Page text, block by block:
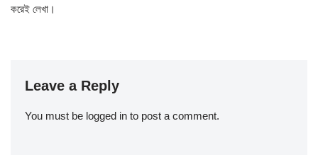
করেই লেখা।
Leave a Reply
You must be logged in to post a comment.